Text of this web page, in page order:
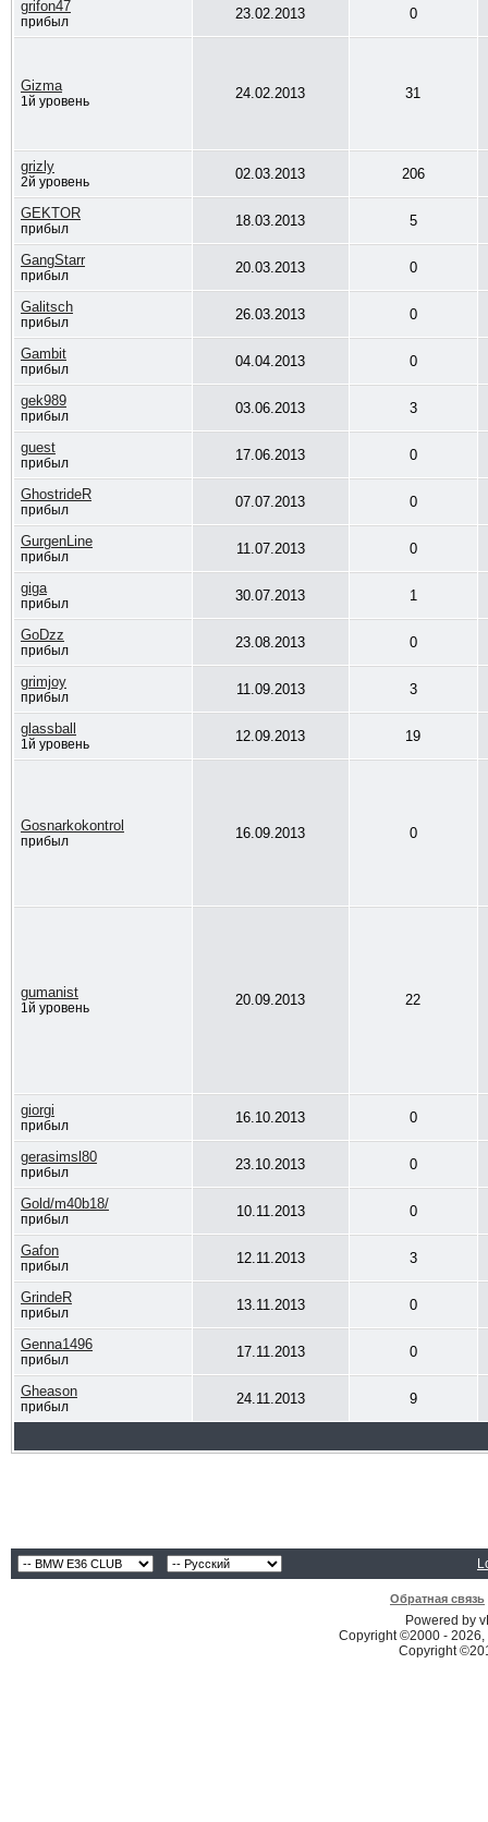
grifon47
прибыл 23.02.2013 0
Gizma
1й уровень 24.02.2013 31
grizly
2й уровень 02.03.2013 206
GEKTOR
прибыл 18.03.2013 5
GangStarr
прибыл 20.03.2013 0
Galitsch
прибыл 26.03.2013 0
Gambit
прибыл 04.04.2013 0
gek989
прибыл 03.06.2013 3
guest
прибыл 17.06.2013 0
GhostrideR
прибыл 07.07.2013 0
GurgenLine
прибыл 11.07.2013 0
giga
прибыл 30.07.2013 1
GoDzz
прибыл 23.08.2013 0
grimjoy
прибыл 11.09.2013 3
glassball
1й уровень 12.09.2013 19
Gosnarkokontrol
прибыл 16.09.2013 0
gumanist
1й уровень 20.09.2013 22
giorgi
прибыл 16.10.2013 0
gerasimsl80
прибыл 23.10.2013 0
Gold/m40b18/
прибыл 10.11.2013 0
Gafon
прибыл 12.11.2013 3
GrindeR
прибыл 13.11.2013 0
Genna1496
прибыл 17.11.2013 0
Gheason
прибыл 24.11.2013 9
Обратная связь
Powered by
Copyright ©2000 -
Copyright